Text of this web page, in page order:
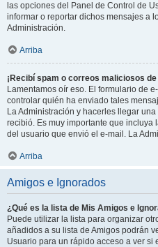
las opciones del Panel de Control de
informar o reportar dichos mensajes a
Administración.
Arriba
¡Recibí spam o correos maliciosos
Lamentamos oír eso. El formulario de
controlar quién ha enviado tales
La Administración y hacerles llegar
recibió. Es muy importante que
del usuario que envió el e-mail. La
Arriba
Amigos e Ignorados
¿Qué es la lista de Mis Amigos e
Puede utilizar la lista para organizar
añadidos a su lista de Amigos podrán
Usuario para un rápido acceso a ver si